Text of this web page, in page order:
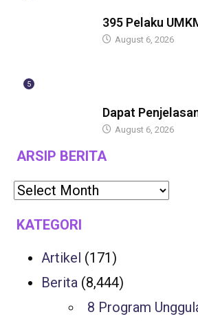
395 Pelaku
August 6, 2026
5
Dapat
August 6, 2026
ARSIP BERITA
KATEGORI
Artikel (171)
Berita (8,444)
8 Program